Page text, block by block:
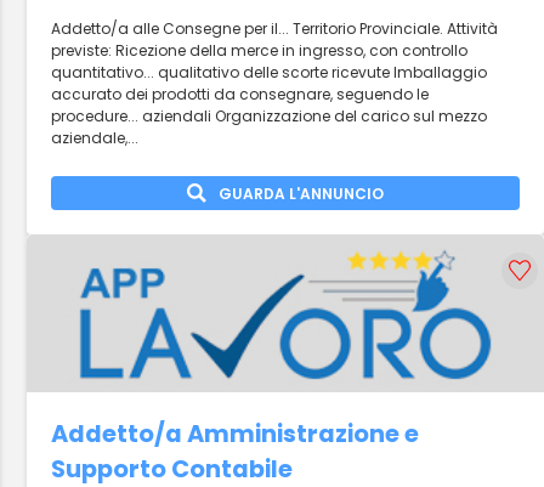
Addetto/a alle Consegne per il... Territorio Provinciale. Attività
previste: Ricezione della merce in ingresso, con controllo
quantitativo... qualitativo delle scorte ricevute Imballaggio
accurato dei prodotti da consegnare, seguendo le
procedure... aziendali Organizzazione del carico sul mezzo
aziendale,...
GUARDA L'ANNUNCIO
Addetto/a Amministrazione e
Supporto Contabile